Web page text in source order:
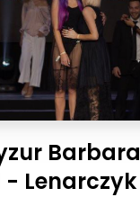
Barbara
- Lenarczyk